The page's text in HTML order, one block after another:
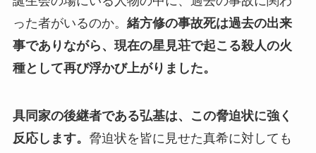
った者がいるのか。 緒方修の事故死は過去の出来
事でありながら、現在の星見荘で起こる殺人の火
種として再び浮かび上がりました。
具同家の後継者である弘基は、この脅迫状に強く
反応します。 脅迫状を皆に見せた真希に対しても